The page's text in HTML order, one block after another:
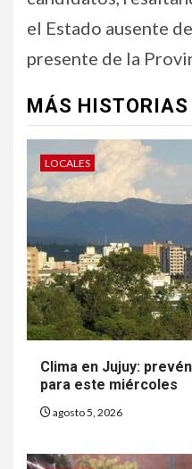
el Estado ausente
presente de la
MÁS HISTORIAS
LOCALES
Clima en Jujuy:
para este miércoles
agosto 5, 2026